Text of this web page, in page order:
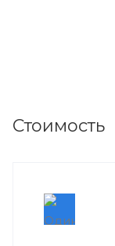
Стоимость